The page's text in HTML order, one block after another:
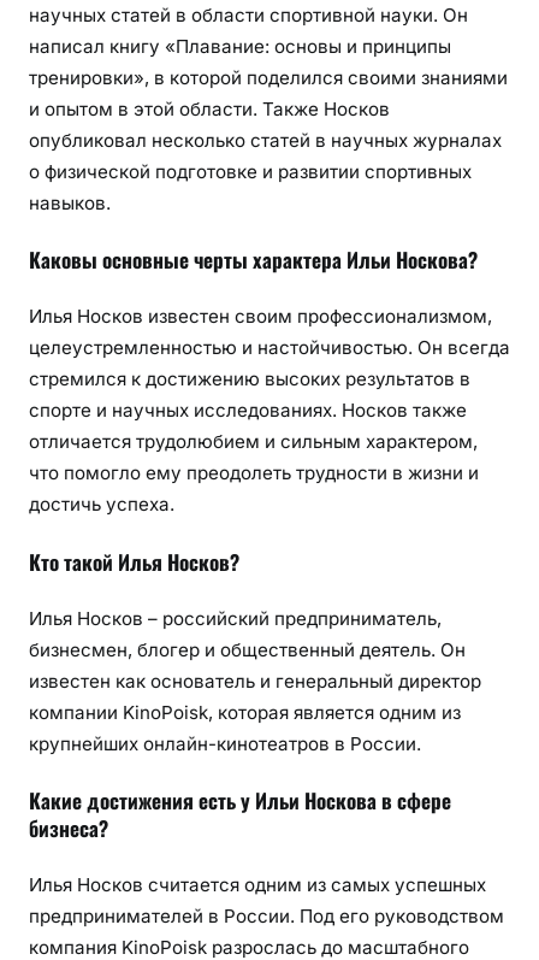
научных статей в области спортивной науки. Он
написал книгу «Плавание: основы и принципы
тренировки», в которой поделился своими знаниями
и опытом в этой области. Также Носков
опубликовал несколько статей в научных журналах
о физической подготовке и развитии спортивных
навыков.
Каковы основные черты характера Ильи Носкова?
Илья Носков известен своим профессионализмом,
целеустремленностью и настойчивостью. Он всегда
стремился к достижению высоких результатов в
спорте и научных исследованиях. Носков также
отличается трудолюбием и сильным характером,
что помогло ему преодолеть трудности в жизни и
достичь успеха.
Кто такой Илья Носков?
Илья Носков – российский предприниматель,
бизнесмен, блогер и общественный деятель. Он
известен как основатель и генеральный директор
компании KinoPoisk, которая является одним из
крупнейших онлайн-кинотеатров в России.
Какие достижения есть у Ильи Носкова в сфере
бизнеса?
Илья Носков считается одним из самых успешных
предпринимателей в России. Под его руководством
компания KinoPoisk разрослась до масштабного